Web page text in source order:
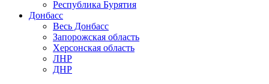
Республика Бурятия
Донбасс
Весь Донбасс
Запорожская область
Херсонская область
ЛНР
ДНР